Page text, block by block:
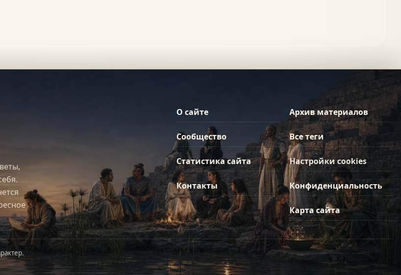
О сайте
Сообщество
Статистика сайта
Контакты
Архив материалов
Все теги
Настройки cookies
Конфиденциальность
Карта сайта